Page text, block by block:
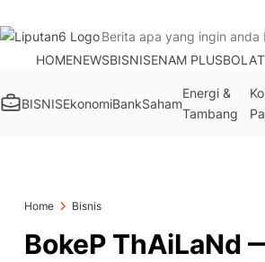
HOMENEWSBISNISENAM PLUSBOLA
BISNISEkonomiBankSaham
Energi &
Tambang
Home Bisnis
BokeP ThAiLaNd